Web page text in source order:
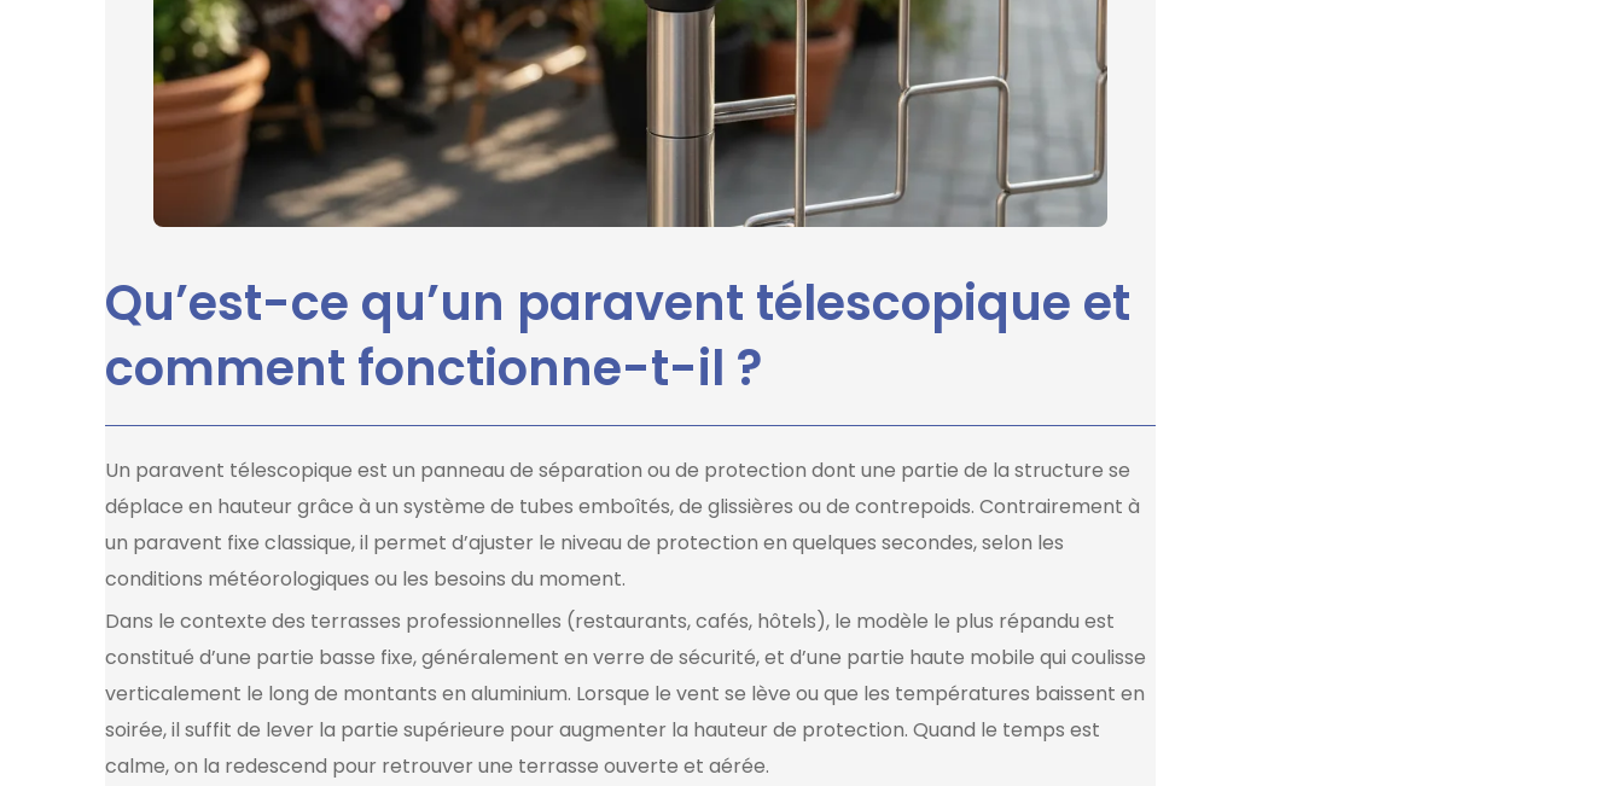
Qu’est-ce qu’un paravent télescopique et
comment fonctionne-t-il ?
Un paravent télescopique est un panneau de séparation ou de protection dont une partie de la structure se
déplace en hauteur grâce à un système de tubes emboîtés, de glissières ou de contrepoids. Contrairement à
un paravent fixe classique, il permet d’ajuster le niveau de protection en quelques secondes, selon les
conditions météorologiques ou les besoins du moment.
Dans le contexte des terrasses professionnelles (restaurants, cafés, hôtels), le modèle le plus répandu est
constitué d’une partie basse fixe, généralement en verre de sécurité, et d’une partie haute mobile qui coulisse
verticalement le long de montants en aluminium. Lorsque le vent se lève ou que les températures baissent en
soirée, il suffit de lever la partie supérieure pour augmenter la hauteur de protection. Quand le temps est
calme, on la redescend pour retrouver une terrasse ouverte et aérée.